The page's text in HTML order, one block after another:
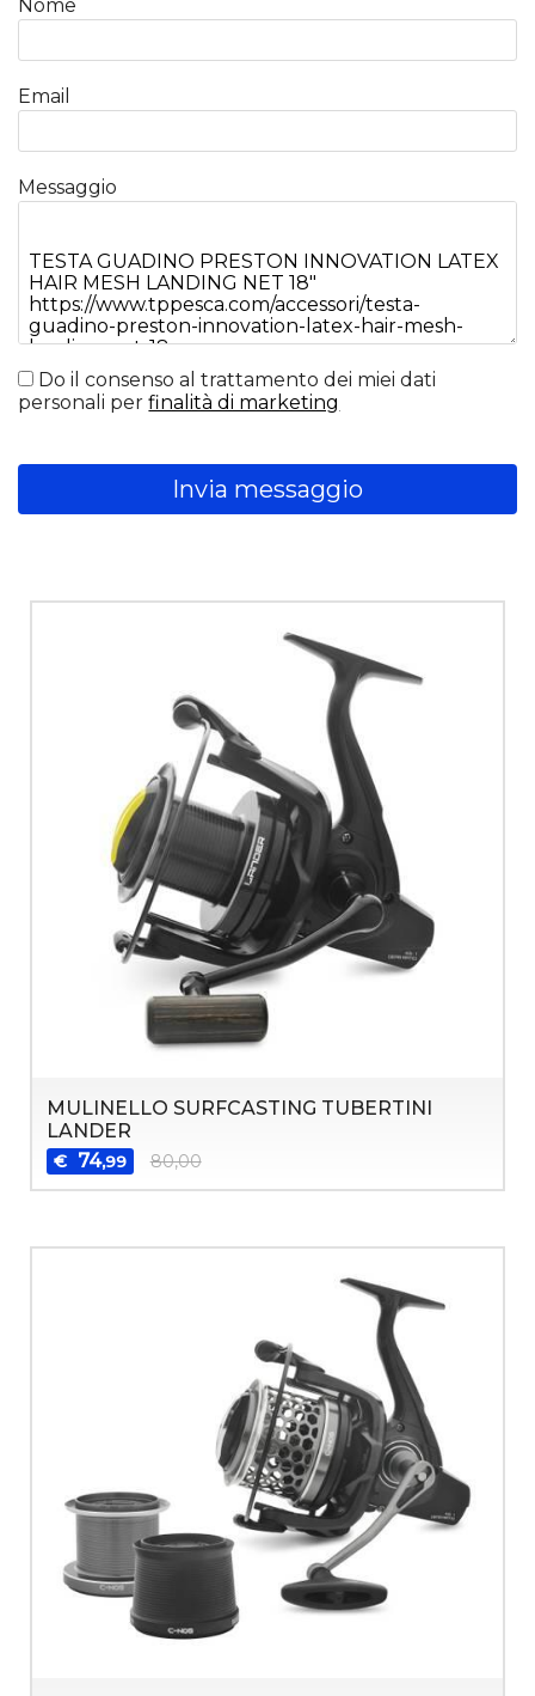
Nome
Email
Messaggio
Do il consenso al trattamento dei miei dati
personali perfinalità di marketing
Invia messaggio
MULINELLO SURFCASTING TUBERTINI
LANDER
€ 74,99 80,00